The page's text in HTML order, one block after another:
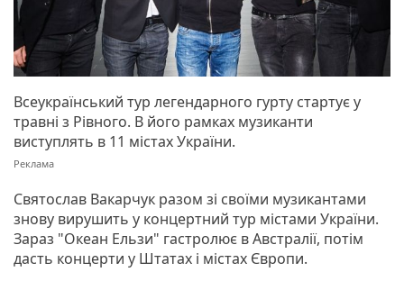
Всеукраїнський тур легендарного гурту стартує у
травні з Рівного. В його рамках музиканти
виступлять в 11 містах України.
Святослав Вакарчук разом зі своїми музикантами
знову вирушить у концертний тур містами України.
Зараз "Океан Ельзи" гастролює в Австралії, потім
дасть концерти у Штатах і містах Європи.